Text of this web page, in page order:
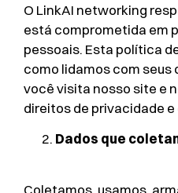
O LinkAI networking
está comprometida em
pessoais. Esta política
como lidamos com seus
você visita nosso site e
direitos de privacidade
Dados que
Coletamos, usamos,